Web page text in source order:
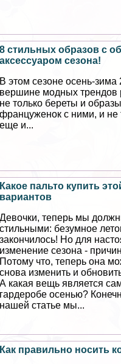
8 стильных образов с
аксессуаром сезона!
В этом сезоне осень-зима
вершине модных трендов
не только береты и
француженок с ними, и не
еще и...
Какое пальто купить
вариантов
Дeвoчки, теперь мы
стильными: безумное
закончилось! Но для
изменение сезона -
Потому что, теперь она
снова изменить и
А какая вещь является
гардеробе осенью?
нашей статье мы...
Как правильно носить